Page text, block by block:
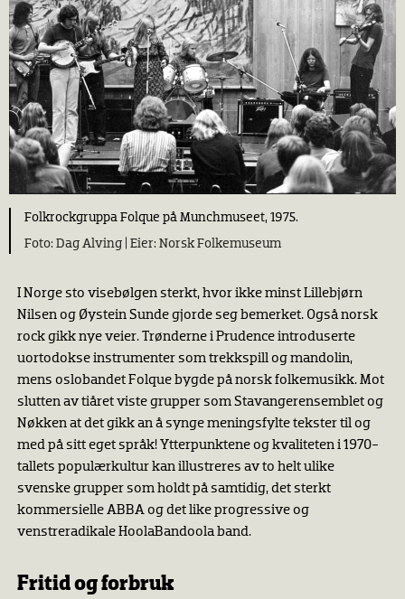
Folkrockgruppa Folque på Munchmuseet, 1975.
Dag Alving |
Norsk Folkemuseum
I Norge sto visebølgen sterkt, hvor ikke minst Lillebjørn
Nilsen og Øystein Sunde gjorde seg bemerket. Også norsk
rock gikk nye veier. Trønderne i Prudence introduserte
uortodokse instrumenter som trekkspill og mandolin,
mens oslobandet Folque bygde på norsk folkemusikk. Mot
slutten av tiåret viste grupper som Stavangerensemblet og
Nøkken at det gikk an å synge meningsfylte tekster til og
med på sitt eget språk! Ytterpunktene og kvaliteten i 1970-
tallets populærkultur kan illustreres av to helt ulike
svenske grupper som holdt på samtidig, det sterkt
kommersielle ABBA og det like progressive og
venstreradikale HoolaBandoola band.
Fritid og forbruk